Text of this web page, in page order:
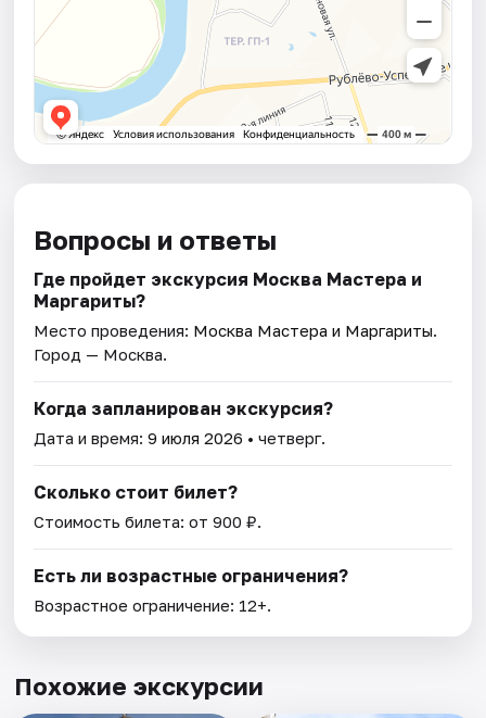
Вопросы и ответы
Где пройдет экскурсия Москва Мастера и
Маргариты?
Место проведения: Москва Мастера и Маргариты.
Город — Москва.
Когда запланирован экскурсия?
Дата и время:9 июля 2026 • четверг.
Сколько стоит билет?
Стоимость билета: от 900 ₽.
Есть ли возрастные ограничения?
Возрастное ограничение: 12+.
Похожие экскурсии